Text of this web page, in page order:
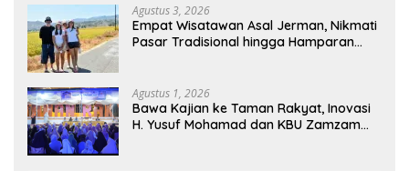
Agustus 3, 2026
Empat Wisatawan Asal Jerman, Nikmati
Pasar Tradisional hingga Hamparan
Agustus 1, 2026
Bawa Kajian ke Taman Rakyat, Inovasi
H. Yusuf Mohamad dan KBU Zamzam